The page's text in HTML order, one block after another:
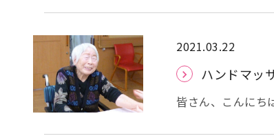
して頂きました。
トに飾り付けさせ
調に気を付けまし
2021.03.22
ハンドマッ
皆さん、こんにち